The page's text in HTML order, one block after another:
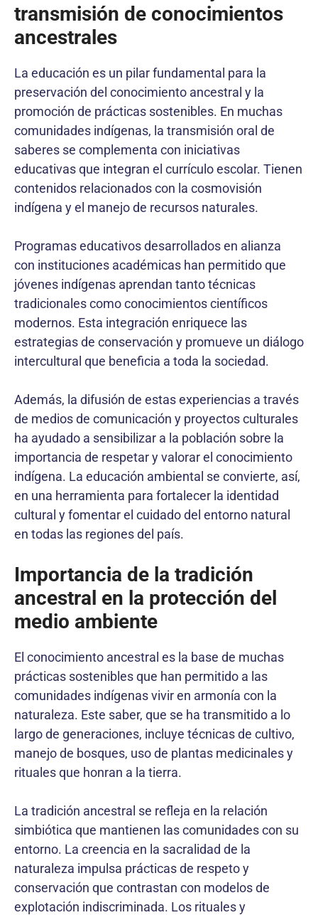
transmisión de conocimientos
ancestrales
La educación es un pilar fundamental para la
preservación del conocimiento ancestral y la
promoción de prácticas sostenibles. En muchas
comunidades indígenas, la transmisión oral de
saberes se complementa con iniciativas
educativas que integran el currículo escolar. Tienen
contenidos relacionados con la cosmovisión
indígena y el manejo de recursos naturales.
Programas educativos desarrollados en alianza
con instituciones académicas han permitido que
jóvenes indígenas aprendan tanto técnicas
tradicionales como conocimientos científicos
modernos. Esta integración enriquece las
estrategias de conservación y promueve un diálogo
intercultural que beneficia a toda la sociedad.
Además, la difusión de estas experiencias a través
de medios de comunicación y proyectos culturales
ha ayudado a sensibilizar a la población sobre la
importancia de respetar y valorar el conocimiento
indígena. La educación ambiental se convierte, así,
en una herramienta para fortalecer la identidad
cultural y fomentar el cuidado del entorno natural
en todas las regiones del país.
Importancia de la tradición
ancestral en la protección del
medio ambiente
El conocimiento ancestral es la base de muchas
prácticas sostenibles que han permitido a las
comunidades indígenas vivir en armonía con la
naturaleza. Este saber, que se ha transmitido a lo
largo de generaciones, incluye técnicas de cultivo,
manejo de bosques, uso de plantas medicinales y
rituales que honran a la tierra.
La tradición ancestral se refleja en la relación
simbiótica que mantienen las comunidades con su
entorno. La creencia en la sacralidad de la
naturaleza impulsa prácticas de respeto y
conservación que contrastan con modelos de
explotación indiscriminada. Los rituales y